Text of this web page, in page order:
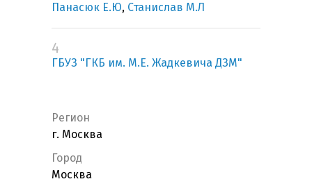
Панасюк Е.Ю, Станислав М.Л
4
ГБУЗ "ГКБ им. М.Е. Жадкевича ДЗМ"
Регион
г. Москва
Город
Москва